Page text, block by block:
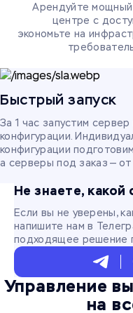
Арендуйте
центре с
экономьте на
Быстрый запуск
За 1 час запустим сервер
конфигурации.
конфигурации
а серверы под заказ —
Не знаете, какой
Если вы не уверены,
напишите нам в
подходящее решение
Управление
на